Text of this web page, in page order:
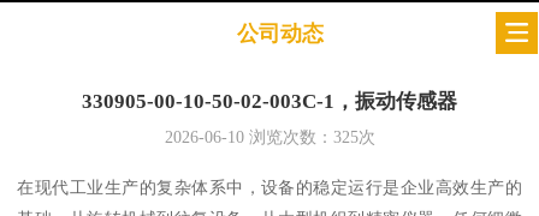
公司动态
330905-00-10-50-02-003C-1，振动传感器
2026-06-10浏览次数： 325次
在现代工业生产的复杂体系中，设备的稳定运行是企业高效生产的